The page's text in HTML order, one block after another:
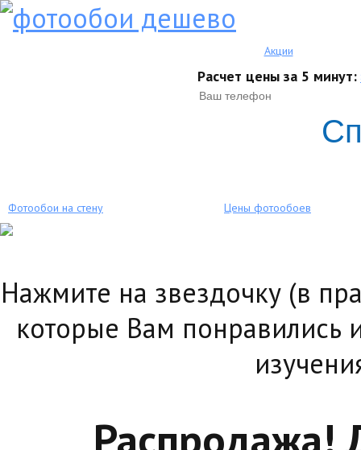
Акции
Расчет цены за 5 минут:
Фотообои на стену Цены фотообоев
Нажмите на звездочку (в
которые Вам понравились